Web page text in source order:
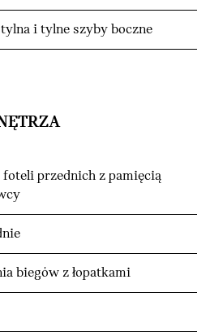
i tylne szyby boczne
przednich z pamięcią
biegów z łopatkami